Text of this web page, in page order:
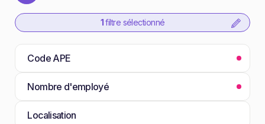
1 filtre sélectionné
Code APE
Nombre d'employé
Localisation